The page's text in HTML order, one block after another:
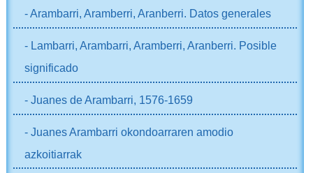
- Arambarri, Aramberri, Aranberri. Datos generales
- Lambarri, Arambarri, Aramberri, Aranberri. Posible
significado
- Juanes de Arambarri, 1576-1659
- Juanes Arambarri okondoarraren amodio
azkoitiarrak